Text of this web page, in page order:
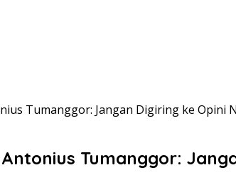
Tumanggor: Jangan Digiring ke Opini
Tumanggor: